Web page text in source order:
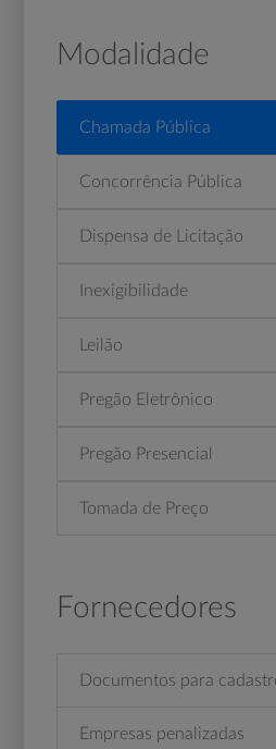
Modalidade
Chamada Pública
Concorrência Pública
Dispensa de Licitação
Inexigibilidade
Leilão
Pregão Eletrônico
Pregão Presencial
Tomada de Preço
Fornecedores
Documentos para
Empresas penalizadas